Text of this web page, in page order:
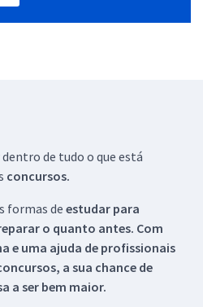
de tudo o que está
concursos.
formas de estudar para
o quanto antes. Com
e uma ajuda de profissionais
a sua chance de
a ser bem maior.